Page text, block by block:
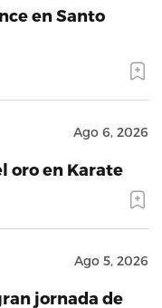
en Santo
Ago 6, 2026
oro en Karate
Ago 5, 2026
jornada de